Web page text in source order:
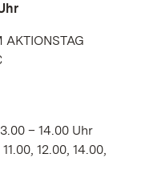
AKTIONSTAG
– 14.00 Uhr
12.00, 14.00,